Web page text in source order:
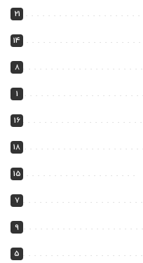
21
14
8
1
16
18
15
7
9
5